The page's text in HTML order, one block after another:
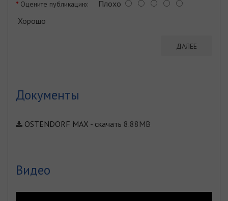
Оцените публикацию: Плохо
Хорошо
ДАЛЕЕ
Документы
OSTENDORF MAX - скачать 8.88MB
Видео